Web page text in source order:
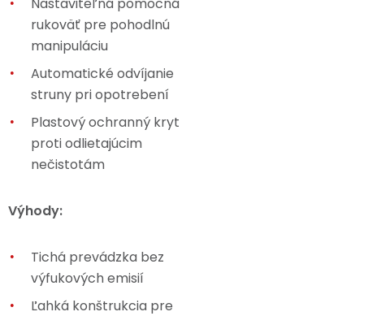
rukoväť pre pohodlnú
manipuláciu
Automatické odvíjanie
struny pri opotrebení
Plastový ochranný kryt
proti odlietajúcim
nečistotám
Výhody:
Tichá prevádzka bez
výfukových emisií
Ľahká konštrukcia pre